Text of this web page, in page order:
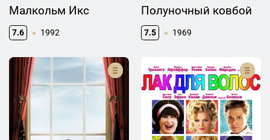
Малкольм Икс
7.6 1992
Полуночный ковбой
7.5 1969